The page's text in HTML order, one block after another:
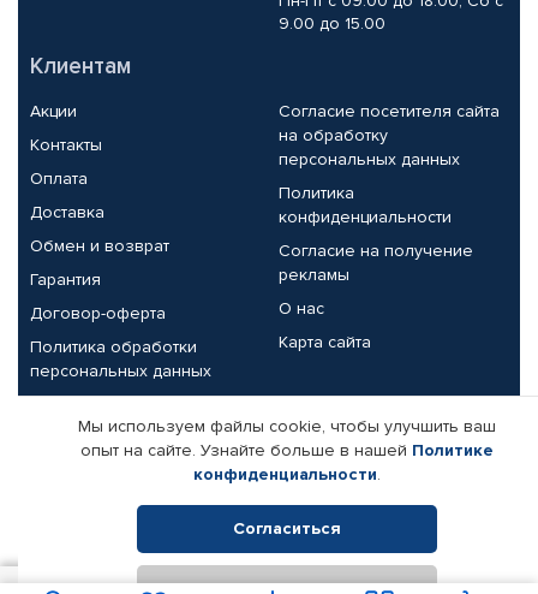
9.00 до 15.00
Клиентам
Акции
Контакты
Оплата
Доставка
Обмен и возврат
Гарантия
Договор-оферта
Политика обработки
персональных данных
Согласие посетителя сайта
на обработку
персональных данных
Политика
конфиденциальности
Согласие на получение
рекламы
О нас
Карта сайта
Партнерам
Корпоративным клиентам
Поставщикам
Реквизиты компании
Мы используем файлы cookie, чтобы улучшить ваш
опыт на сайте. Узнайте больше в нашей Политике
конфиденциальности.
Согласиться
Отклонить